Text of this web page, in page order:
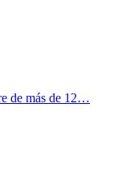
de más de 12…